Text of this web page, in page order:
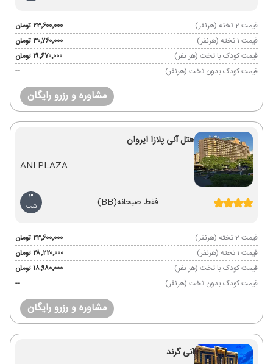
قیمت 2 تخته (هرنفر)
۲۳٬۶۰۰٬۰۰۰ تومان
قیمت 1 تخته (هرنفر)
۳۰٬۷۶۰٬۰۰۰ تومان
قیمت کودک با تخت (هر نفر)
۱۹٬۶۷۰٬۰۰۰ تومان
قیمت کودک بدون تخت (هرنفر)
--
مشاوره و رزرو رایگان
هتل آنی پلازا ایروان
ANI PLAZA
فقط صبحانه(BB)
3
شب
قیمت 2 تخته (هرنفر)
۲۳٬۶۰۰٬۰۰۰ تومان
قیمت 1 تخته (هرنفر)
۲۸٬۲۲۰٬۰۰۰ تومان
قیمت کودک با تخت (هر نفر)
۱۸٬۹۸۰٬۰۰۰ تومان
قیمت کودک بدون تخت (هرنفر)
--
مشاوره و رزرو رایگان
آنی گرند